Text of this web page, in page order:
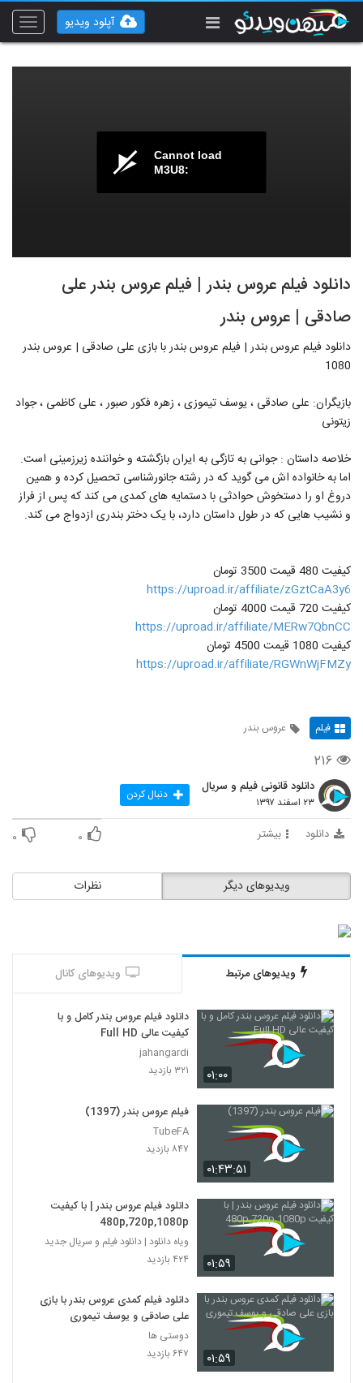
Toggle
آپلود ویدیو
Cannot load
M3U8:
دانلود فیلم عروس بندر | فیلم عروس بندر علی
صادقی | عروس بندر
دانلود فیلم عروس بندر | فیلم عروس بندر با بازی علی صادقی | عروس بندر
1080
بازیگران: علی صادقی ، یوسف تیموزی ، زهره فکور صبور ، علی کاظمی ، جواد
زیتونی
خلاصه داستان : جوانی به تازگی به ایران بازگشته و خواننده زیرزمینی است.
اما به خانواده اش می گوید که در رشته جانورشناسی تحصیل کرده و همین
دروغ او را دستخوش حوادثی با دستمایه های کمدی می کند که پس از فراز
و نشیب هایی که در طول داستان دارد، با یک دختر بندری ازدواج می کند.
کیفیت 480 قیمت 3500 تومان
https://uproad.ir/affiliate/zGztCaA3y6
کیفیت 720 قیمت 4000 تومان
https://uproad.ir/affiliate/MERw7QbnCC
کیفیت 1080 قیمت 4500 تومان
https://uproad.ir/affiliate/RGWnWjFMZy
فیلم عروس بندر
۲۱۶
دانلود قانونی فیلم و سریال
۲۳ اسفند ۱۳۹۷ دنبال کردن
دانلود بیشتر ۰ ۰
نظرات ویدیوهای دیگر
ویدیوهای مرتبط ویدیوهای کانال
۰۱:۰۰
دانلود فیلم عروس بندر کامل و با
کیفیت عالی Full HD
jahangardi
۳۲۱ بازدید
۰۱:۴۳:۵۱
فیلم عروس بندر (1397)
TubeFA
۸۴۷ بازدید
۰۱:۵۹
دانلود فیلم عروس بندر | با کیفیت
480p,720p,1080p
ویاه دانلود | دانلود فیلم و سریال جدید
۴۲۴ بازدید
۰۱:۵۹
دانلود فیلم کمدی عروس بندر با بازی
علی صادقی و یوسف تیموری
دوستی ها
۶۴۷ بازدید